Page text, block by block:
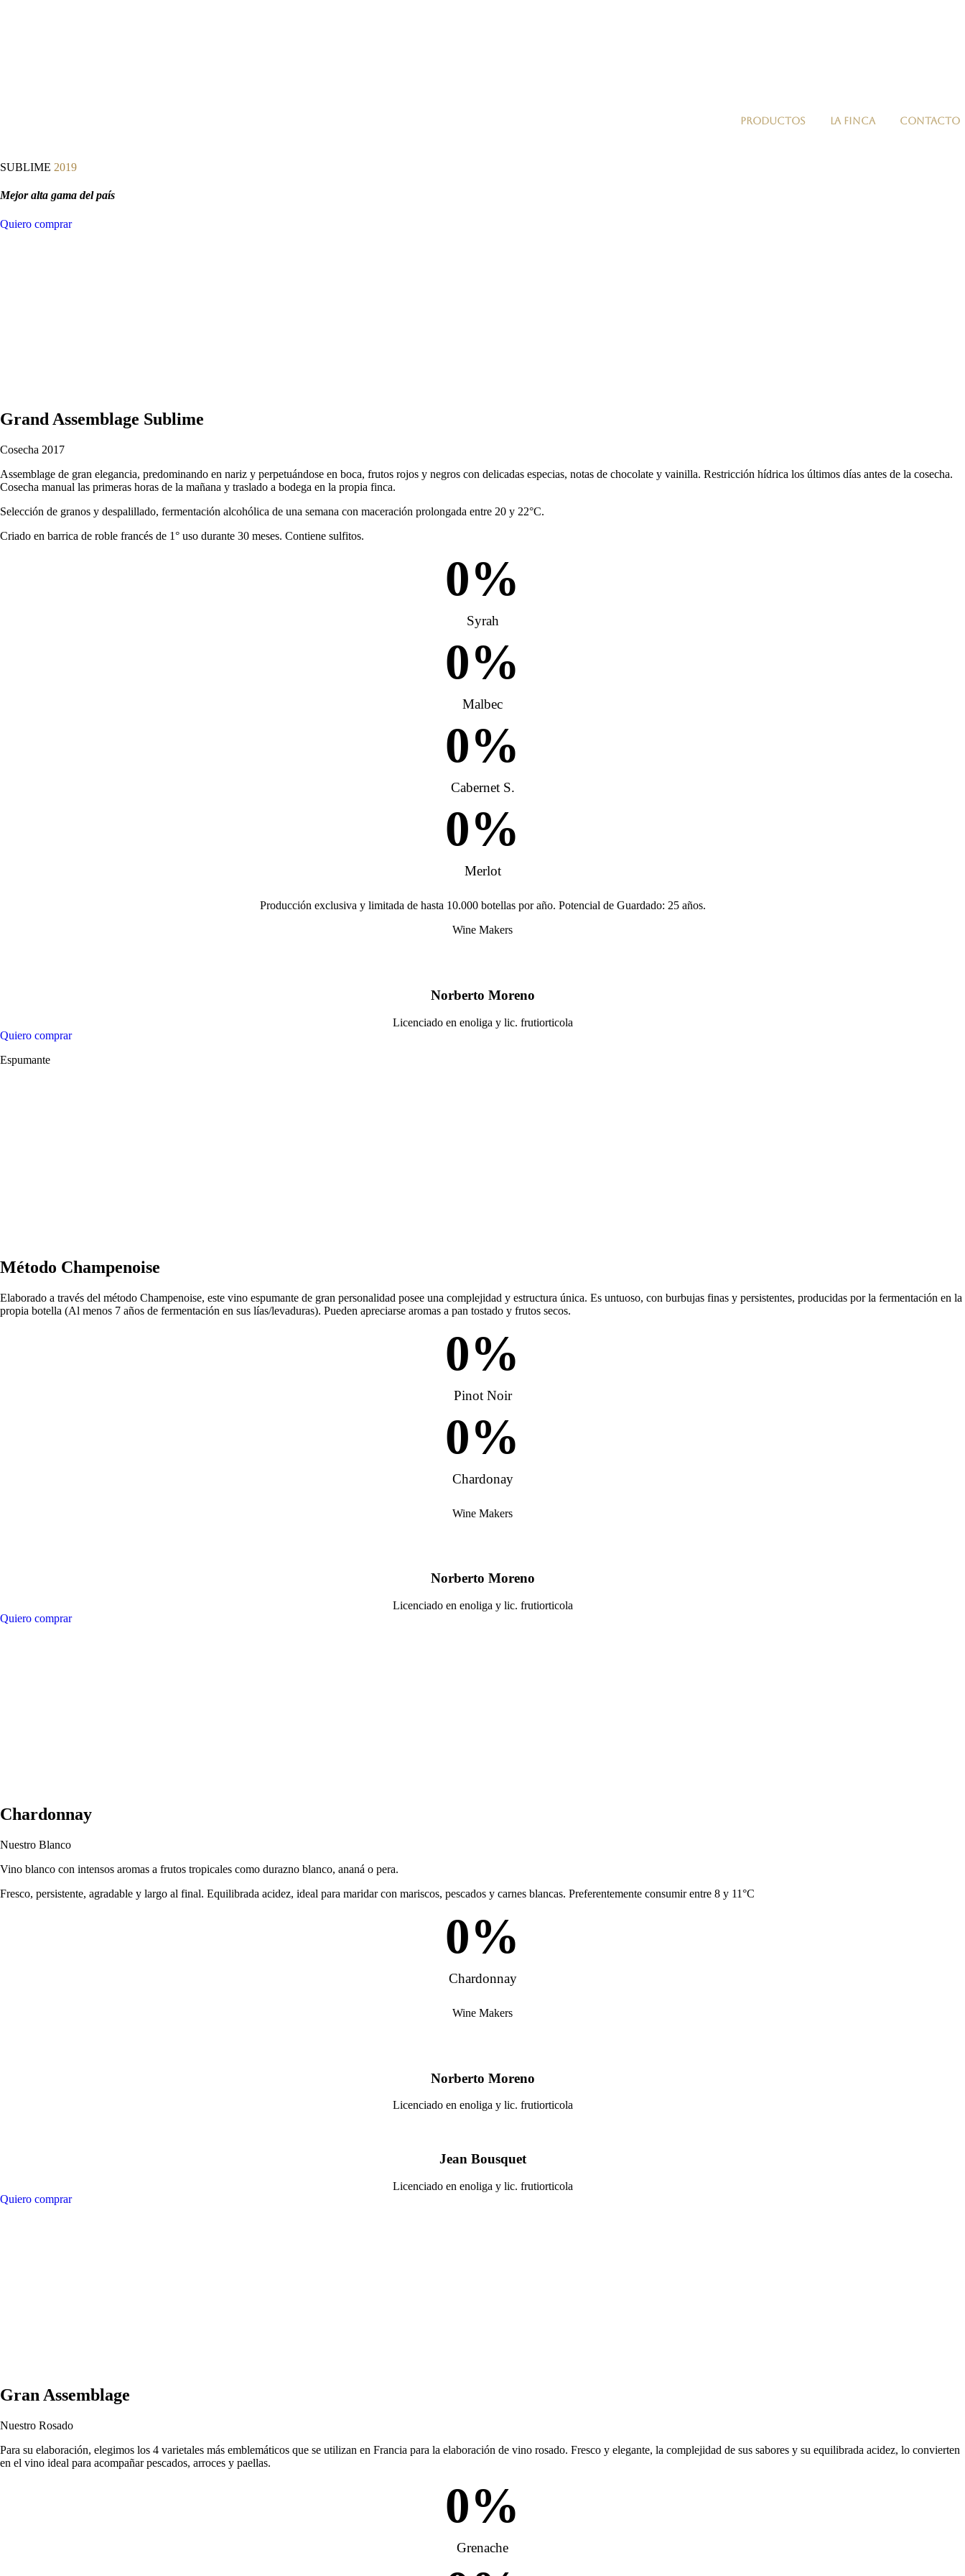
PRODUCTOS LA FINCA CONTACTO
SUBLIME 2019
Mejor alta gama del país
Quiero comprar
Grand Assemblage Sublime
Cosecha 2017
Assemblage de gran elegancia, predominando en nariz y perpetuándose en boca, frutos rojos y negros con delicadas especias, notas de chocolate y vainilla. Restricción hídrica los últimos días antes de la cosecha.
Cosecha manual las primeras horas de la mañana y traslado a bodega en la propia finca.
Selección de granos y despalillado, fermentación alcohólica de una semana con maceración prolongada entre 20 y 22°C.
Criado en barrica de roble francés de 1° uso durante 30 meses. Contiene sulfitos.
Syrah
0%
Malbec
0%
Cabernet S.
0%
Merlot
0%
Producción exclusiva y limitada de hasta 10.000 botellas por año. Potencial de Guardado: 25 años.
Wine Makers
Norberto Moreno
Licenciado en enoliga y lic. frutiorticola
Quiero comprar
Espumante
Método Champenoise
Elaborado a través del método Champenoise, este vino espumante de gran personalidad posee una complejidad y estructura única. Es untuoso, con burbujas finas y persistentes, producidas por la fermentación en la
propia botella (Al menos 7 años de fermentación en sus lías/levaduras). Pueden apreciarse aromas a pan tostado y frutos secos.
Pinot Noir
0%
Chardonay
0%
Wine Makers
Norberto Moreno
Licenciado en enoliga y lic. frutiorticola
Quiero comprar
Chardonnay
Nuestro Blanco
Vino blanco con intensos aromas a frutos tropicales como durazno blanco, ananá o pera.
Fresco, persistente, agradable y largo al final. Equilibrada acidez, ideal para maridar con mariscos, pescados y carnes blancas. Preferentemente consumir entre 8 y 11°C
Chardonnay
0%
Wine Makers
Norberto Moreno
Licenciado en enoliga y lic. frutiorticola
Jean Bousquet
Licenciado en enoliga y lic. frutiorticola
Quiero comprar
Gran Assemblage
Nuestro Rosado
Para su elaboración, elegimos los 4 varietales más emblemáticos que se utilizan en Francia para la elaboración de vino rosado. Fresco y elegante, la complejidad de sus sabores y su equilibrada acidez, lo convierten
en el vino ideal para acompañar pescados, arroces y paellas.
Grenache
0%